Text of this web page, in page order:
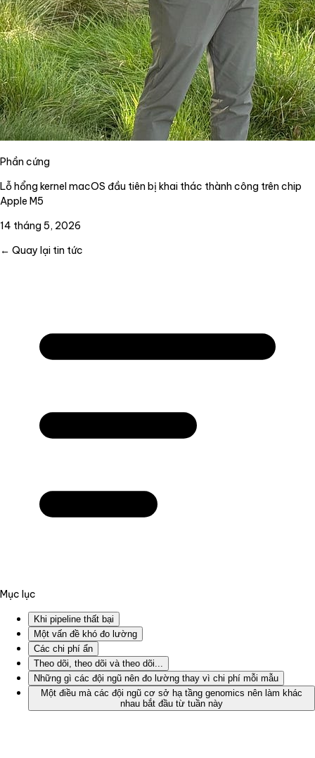
Phần cứng
Lỗ hổng kernel macOS đầu tiên bị khai thác thành công trên chip
Apple M5
14 tháng 5, 2026
← Quay lại tin tức
Mục lục
Khi pipeline thất bại
Một vấn đề khó đo lường
Các chi phí ẩn
Theo dõi, theo dõi và theo dõi...
Những gì các đội ngũ nên đo lường thay vì chi phí mỗi mẫu
Một điều mà các đội ngũ cơ sở hạ tầng genomics nên làm khác
nhau bắt đầu từ tuần này